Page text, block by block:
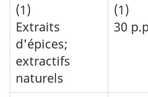
(1)
Extraits
d'épices;
extractifs
naturels
(1)
30